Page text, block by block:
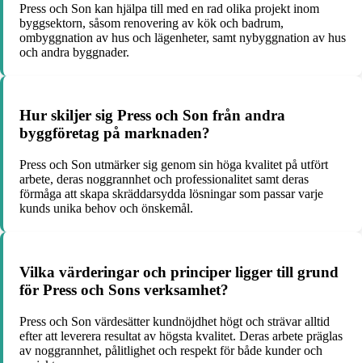
Press och Son kan hjälpa till med en rad olika projekt inom
byggsektorn, såsom renovering av kök och badrum,
ombyggnation av hus och lägenheter, samt nybyggnation av hus
och andra byggnader.
Hur skiljer sig Press och Son från andra
byggföretag på marknaden?
Press och Son utmärker sig genom sin höga kvalitet på utfört
arbete, deras noggrannhet och professionalitet samt deras
förmåga att skapa skräddarsydda lösningar som passar varje
kunds unika behov och önskemål.
Vilka värderingar och principer ligger till grund
för Press och Sons verksamhet?
Press och Son värdesätter kundnöjdhet högt och strävar alltid
efter att leverera resultat av högsta kvalitet. Deras arbete präglas
av noggrannhet, pålitlighet och respekt för både kunder och